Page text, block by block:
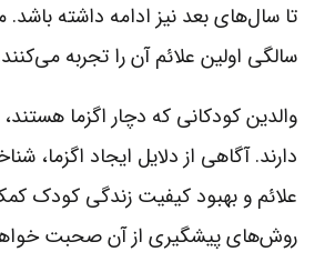
تا سال‌های بعد نیز ادامه داشته
سالگی اولین علائم آن را تجربه
والدین کودکانی که دچار اگزما
دارند. آگاهی از دلایل ایجاد
علائم و بهبود کیفیت زندگی کودک کمک
روش‌های پیشگیری از آن صحبت